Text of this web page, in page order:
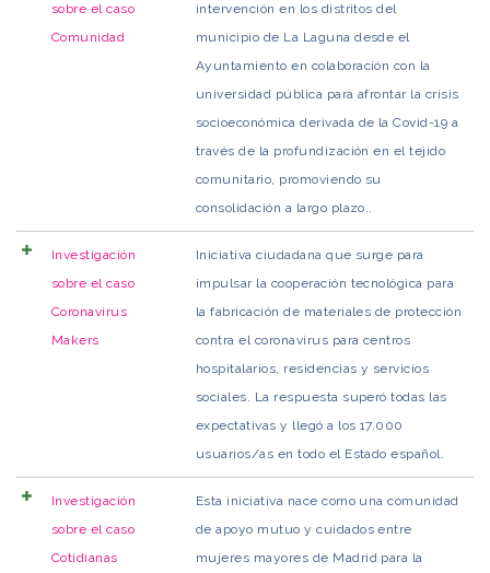
sobre el caso
Comunidad
intervención en los distritos del
municipio de La Laguna desde el
Ayuntamiento en colaboración con la
universidad pública para afrontar la crisis
socioeconómica derivada de la Covid-19 a
través de la profundización en el tejido
comunitario, promoviendo su
consolidación a largo plazo..
Investigación
sobre el caso
Coronavirus
Makers
Iniciativa ciudadana que surge para
impulsar la cooperación tecnológica para
la fabricación de materiales de protección
contra el coronavirus para centros
hospitalarios, residencias y servicios
sociales. La respuesta superó todas las
expectativas y llegó a los 17.000
usuarios/as en todo el Estado español.
Investigación
sobre el caso
Cotidianas
Esta iniciativa nace como una comunidad
de apoyo mutuo y cuidados entre
mujeres mayores de Madrid para la